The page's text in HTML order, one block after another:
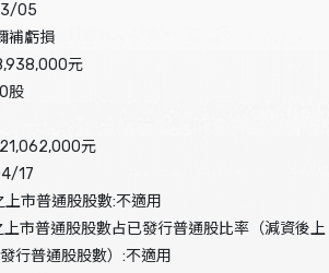
05
補虧損
元
股
元
17
市普通股股數:不適用
市普通股股數占已發行普通股比率（減資後上
行普通股股數）:不適用